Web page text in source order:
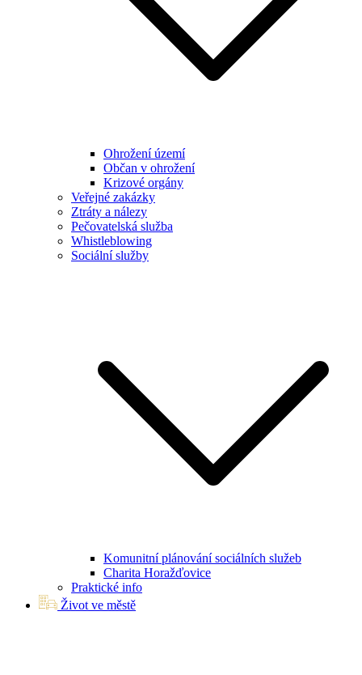
Ohrožení území
Občan v ohrožení
Krizové orgány
Veřejné zakázky
Ztráty a nálezy
Pečovatelská služba
Whistleblowing
Sociální služby
Komunitní plánování sociálních služeb
Charita Horažďovice
Praktické info
Život ve městě